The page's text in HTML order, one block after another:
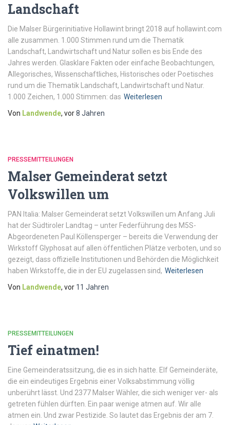
Landschaft
Die Malser Bürgerinitiative Hollawint bringt 2018 auf hollawint.com
alle zusammen. 1.000 Stimmen rund um die Thematik
Landschaft, Landwirtschaft und Natur sollen es bis Ende des
Jahres werden. Glasklare Fakten oder einfache Beobachtungen,
Allegorisches, Wissenschaftliches, Historisches oder Poetisches
rund um die Thematik Landschaft, Landwirtschaft und Natur.
1.000 Zeichen, 1.000 Stimmen: das Weiterlesen
Von Landwende, vor8 Jahren
PRESSEMITTEILUNGEN
Malser Gemeinderat setzt
Volkswillen um
PAN Italia: Malser Gemeinderat setzt Volkswillen um Anfang Juli
hat der Südtiroler Landtag – unter Federführung des M5S-
Abgeordeneten Paul Köllensperger – bereits die Verwendung der
Wirkstoff Glyphosat auf allen öffentlichen Plätze verboten, und so
gezeigt, dass offizielle Institutionen und Behörden die Möglichkeit
haben Wirkstoffe, die in der EU zugelassen sind, Weiterlesen
Von Landwende, vor 11 Jahren
PRESSEMITTEILUNGEN
Tief einatmen!
Eine Gemeinderatssitzung, die es in sich hatte. Elf Gemeinderäte,
die ein eindeutiges Ergebnis einer Volksabstimmung völlig
unberührt lässt. Und 2377 Malser Wähler, die sich weniger ver- als
getreten fühlen dürften. Ein paar wenige atmen auf. Wir alle
atmen ein. Und zwar Pestizide. So lautet das Ergebnis der am 7.